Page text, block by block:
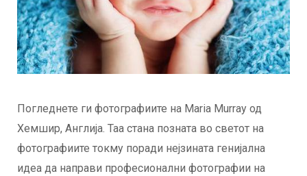
Погледнете ги фотографиите на Maria Murray од
Хемшир, Англија. Таа стана позната во светот на
фотографиите токму поради нејзината генијална
идеа да направи професионални фотографии на